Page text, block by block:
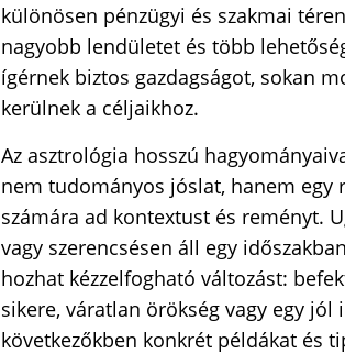
különösen pénzügyi és szakmai
nagyobb lendületet és több
ígérnek biztos gazdagságot, sokan
kerülnek a céljaikhoz.
Az asztrológia hosszú
nem tudományos jóslat, hanem egy
számára ad kontextust és reményt.
vagy szerencsésen áll egy
hozhat kézzelfogható változást:
sikere, váratlan örökség vagy egy
következőkben konkrét példákat és